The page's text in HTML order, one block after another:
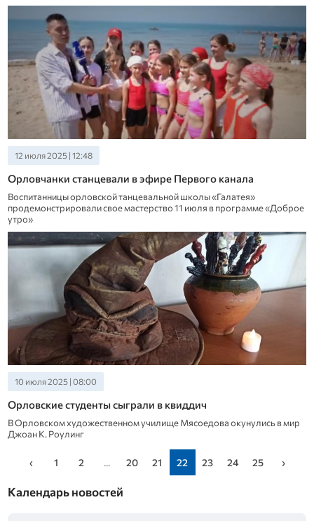
12 июля 2025 | 12:48
Орловчанки станцевали в эфире Первого канала
Воспитанницы орловской танцевальной школы «Галатея»
продемонстрировали свое мастерство 11 июля в программе «Доброе
утро»
10 июля 2025 | 08:00
Орловские студенты сыграли в квиддич
В Орловском художественном училище Мясоедова окунулись в мир
Джоан К. Роулинг
‹ 1 2 ... 20 21 22 23 24 25 ›
Календарь новостей